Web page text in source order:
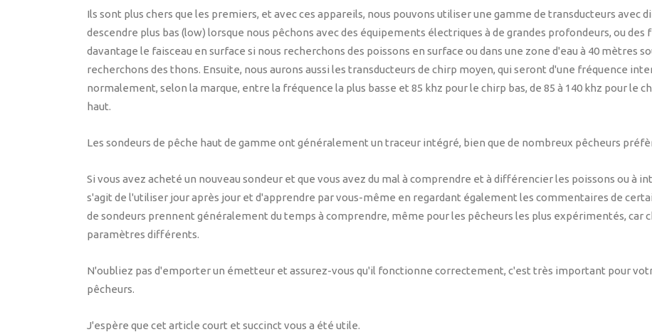
Ils sont plus chers que les premiers, et avec ces appareils, nous pouvons utiliser une gamme de transducteurs
descendre plus bas (low) lorsque nous pêchons avec des équipements électriques à de grandes profondeurs, ou
davantage le faisceau en surface si nous recherchons des poissons en surface ou dans une zone d'eau à 40 mètres
recherchons des thons. Ensuite, nous aurons aussi les transducteurs de chirp moyen, qui seront d'une fréquence
normalement, selon la marque, entre la fréquence la plus basse et 85 khz pour le chirp bas, de 85 à 140 khz pour le
haut.
Les sondeurs de pêche haut de gamme ont généralement un traceur intégré, bien que de nombreux pêcheurs
Si vous avez acheté un nouveau sondeur et que vous avez du mal à comprendre et à différencier les poissons ou à
s'agit de l'utiliser jour après jour et d'apprendre par vous-même en regardant également les commentaires de
de sondeurs prennent généralement du temps à comprendre, même pour les pêcheurs les plus expérimentés, car
paramètres différents.
N'oubliez pas d'emporter un émetteur et assurez-vous qu'il fonctionne correctement, c'est très important pour
pêcheurs.
J'espère que cet article court et succinct vous a été utile.